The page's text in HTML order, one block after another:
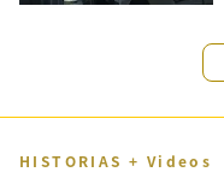
HISTORIAS + Videos